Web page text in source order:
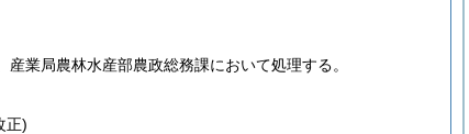
業局農林水産部農政総務課において処理する。
正)